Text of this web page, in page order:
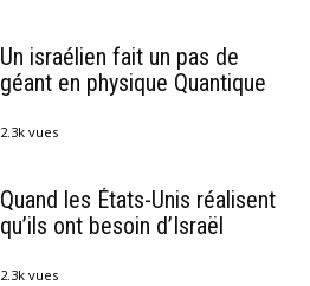
Un israélien fait un pas de
géant en physique Quantique
2.3k vues
Quand les États-Unis réalisent
qu’ils ont besoin d’Israël
2.3k vues